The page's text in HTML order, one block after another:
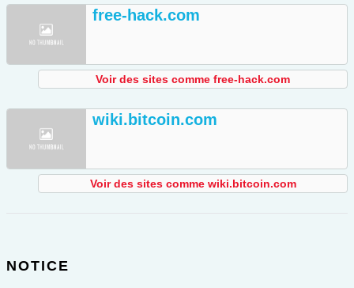
free-hack.com
Voir des sites comme free-hack.com
wiki.bitcoin.com
Voir des sites comme wiki.bitcoin.com
NOTICE